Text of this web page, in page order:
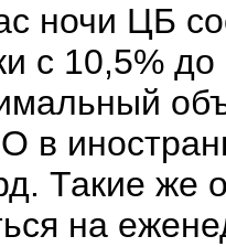
ночи ЦБ
с 10,5%
в
Такие же
на